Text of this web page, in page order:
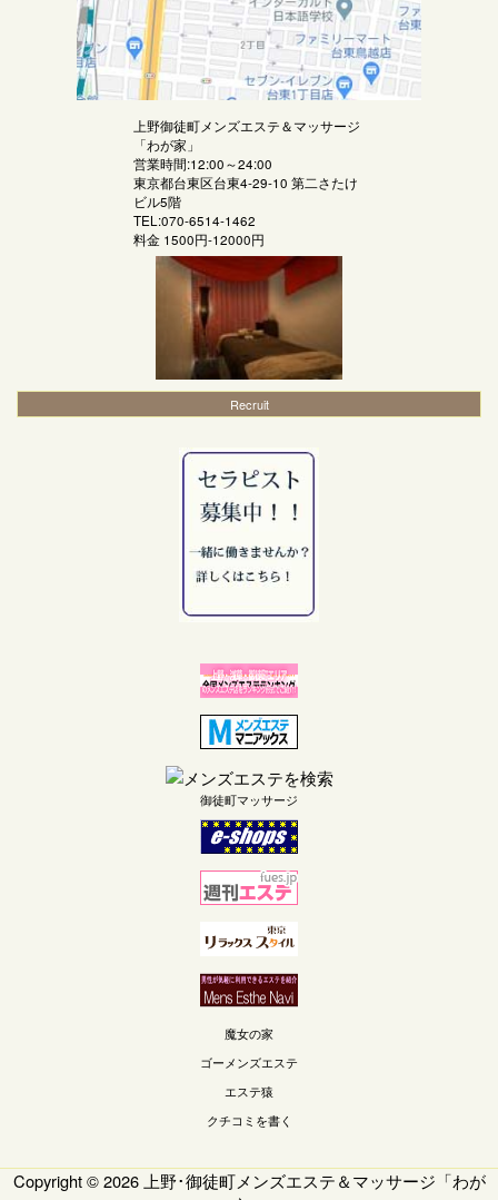
上野御徒町メンズエステ＆マッサージ
「わが家 」
営業時間:12:00～24:00
東京都台東区台東4-29-10 第二さたけ
ビル5階
TEL:070-6514-1462
料金 1500円-12000円
Recruit
御徒町マッサージ
魔女の家
ゴーメンズエステ
エステ猿
クチコミを書く
Copyright © 2026 上野･御徒町メンズエステ＆マッサージ「わが